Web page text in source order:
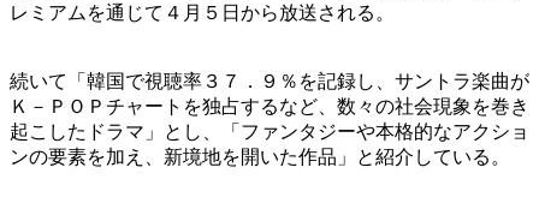
レミアムを通じて４月５日から放送される。
続いて「韓国で視聴率３７．９％を記録し、サントラ楽曲が
Ｋ－ＰＯＰチャートを独占するなど、数々の社会現象を巻き
起こしたドラマ」とし、「ファンタジーや本格的なアクショ
ンの要素を加え、新境地を開いた作品」と紹介している。